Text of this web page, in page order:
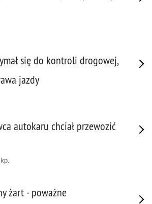
się do kontroli drogowej,
jazdy
autokaru chciał przewozić
żart - poważne